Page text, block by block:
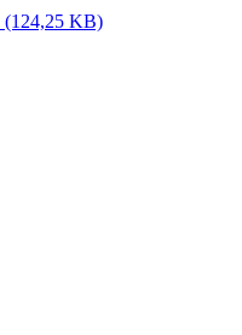
(124,25 KB)